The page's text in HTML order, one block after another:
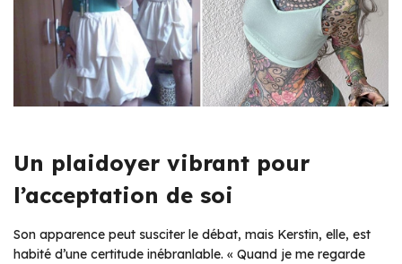
Un plaidoyer vibrant pour
l’acceptation de soi
Son apparence peut susciter le débat, mais Kerstin, elle, est
habité d’une certitude inébranlable. « Quand je me regarde